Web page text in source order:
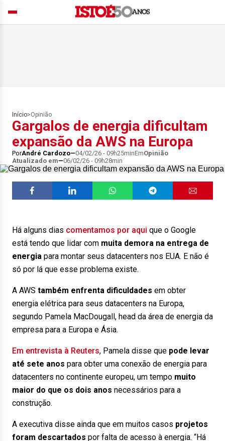
Início>Opinião
Gargalos de energia dificultam
expansão da AWS na Europa
PorAndré Cardozo 04/02/26 - 09h25minEmOpinião
Atualizado em
06/02/26 - 09h28min
Há alguns dias comentamos por aqui que o Google
está tendo que lidar com muita demora na entrega de
energia para montar seus datacenters nos EUA. E não é
só por lá que esse problema existe.
A AWS também enfrenta dificuldades em obter
energia elétrica para seus datacenters na Europa,
segundo Pamela MacDougall, head da área de energia da
empresa para a Europa e Ásia.
Em entrevista à Reuters, Pamela disse que pode levar
até sete anos para obter uma conexão de energia para
datacenters no continente europeu, um tempo muito
maior do que os dois anos necessários para a
construção.
A executiva disse ainda que em muitos casos projetos
foram descartados por falta de acesso à energia. “Há